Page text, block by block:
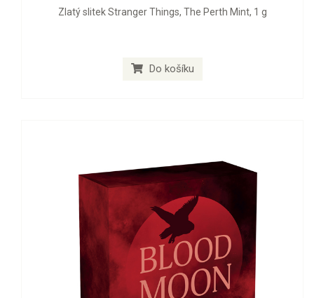
Zlatý slitek Stranger Things, The Perth Mint, 1 g
Do košíku